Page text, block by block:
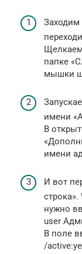
Щелкаем
папке
мышки
имени
В
имени
И вот
нужно
user
В поле
/